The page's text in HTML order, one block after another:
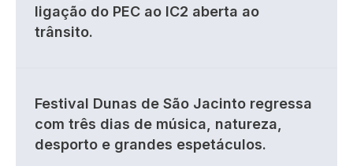
ligação do PEC ao IC2 aberta ao
trânsito.
Festival Dunas de São Jacinto regressa
com três dias de música, natureza,
desporto e grandes espetáculos.